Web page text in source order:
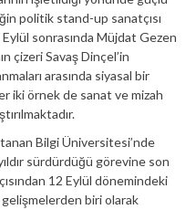
politik stand-up sanatçısı
sonrasında Müjdat Gezen
çizeri Savaş Dinçel’in
arasında siyasal bir
iki örnek de sanat ve mizah
Bilgi Üniversitesi’nde
sürdürdüğü görevine son
12 Eylül dönemindeki
gelişmelerden biri olarak